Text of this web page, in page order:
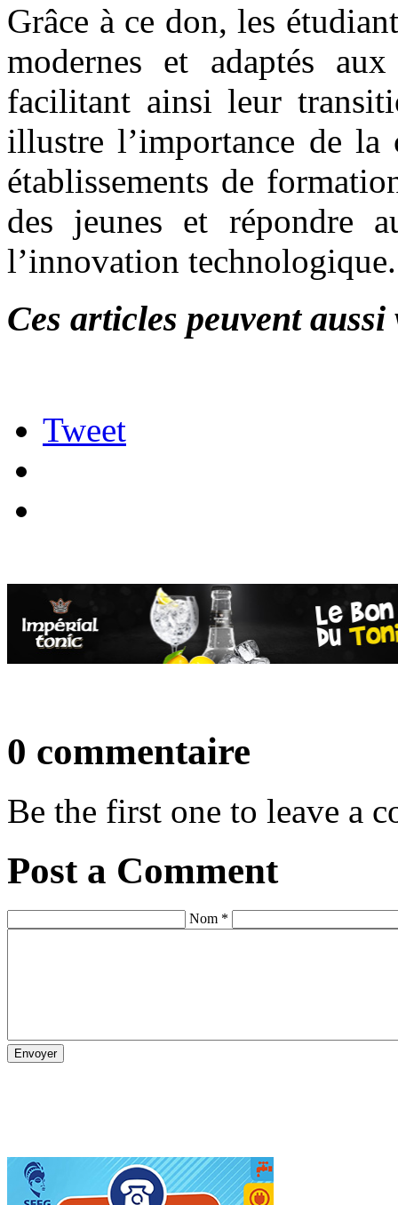
Grâce à ce don, les
modernes et adaptés
facilitant ainsi leur
illustre l’importance de la
établissements de
des jeunes et répondre
l’innovation technologique.
Ces articles peuvent
Tweet
0 commentaire
Be the first one to leave a
Post a Comment
Nom *